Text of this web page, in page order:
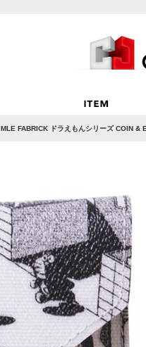
MLE FABRICK ドラえもんシリーズ COIN &